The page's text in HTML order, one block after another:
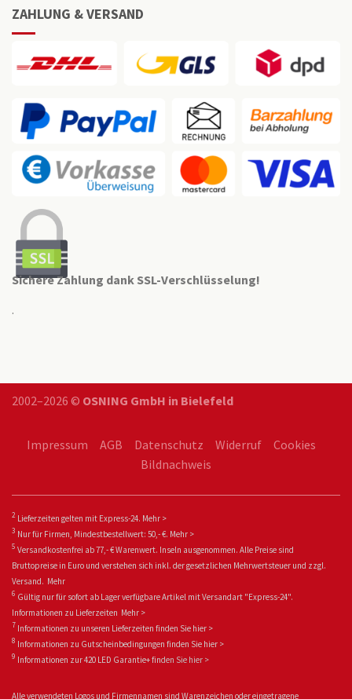
ZAHLUNG & VERSAND
Sichere Zahlung dank SSL-Verschlüsselung!
.
2002–2026 © OSNING GmbH in Bielefeld
Impressum AGB Datenschutz Widerruf
Cookies
Bildnachweis
2 Lieferzeiten gelten mit Express-24. Mehr >
3 Nur für Firmen, Mindestbestellwert: 50,- €. Mehr >
5 Versandkostenfrei ab 77,- € Warenwert. Inseln ausgenommen. Alle Preise sind
Bruttopreise in Euro und verstehen sich inkl. der gesetzlichen Mehrwertsteuer und zzgl.
Versand. Mehr
6 Gültig nur für sofort ab Lager verfügbare Artikel mit Versandart "Express-24".
Informationen zu Lieferzeiten Mehr >
7 Informationen zu unseren Lieferzeiten finden Sie hier >
8 Informationen zu Gutscheinbedingungen finden Sie hier >
9 Informationen zur 420 LED Garantie+ finden Sie hier >
Alle verwendeten Logos und Firmennamen sind Warenzeichen oder eingetragene